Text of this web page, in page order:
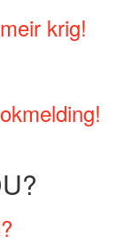
krig!